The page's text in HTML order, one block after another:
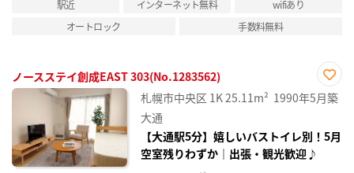
駅近 インターネット無料
wifiあり
オートロック
手数料無料
ノースステイ創成EAST 303(No.1283562)
お気
に入
札幌市中央区 1K25.11m² 1990年5月築
大通
【大通駅5分】嬉しいバストイレ別！5月
空室残りわずか｜出張・観光歓迎♪